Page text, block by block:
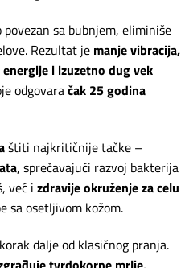
sa bubnjem, eliminiše
Rezultat je manje vibracija,
i izuzetno dug vek
odgovaračak 25 godina
štiti najkritičnije tačke –
, sprečavajući razvoj bakterija
već i zdravije okruženje za celu
sa osetljivom kožom.
dalje od klasičnog pranja.